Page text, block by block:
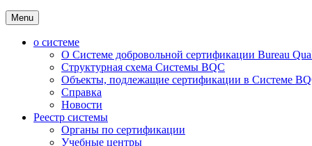
Menu
о системе
О Системе добровольной сертификации Bureau
Структурная схема Системы BQC
Объекты, подлежащие сертификации в Системе
Справка
Новости
Реестр системы
Органы по сертификации
Учебные центры